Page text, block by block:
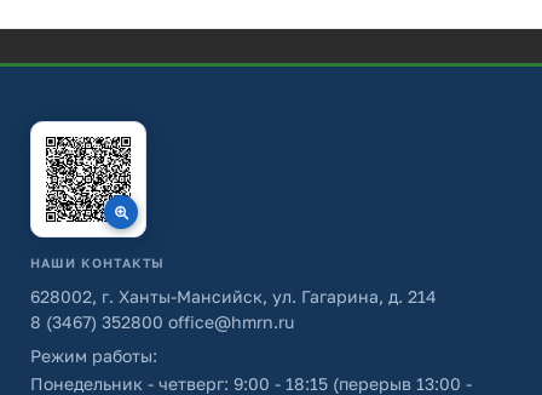
НАШИ КОНТАКТЫ
628002, г. Ханты-Мансийск, ул. Гагарина, д. 214
8 (3467) 352800 office@hmrn.ru
Режим работы:
Понедельник - четверг: 9:00 - 18:15 (перерыв 13:00 -